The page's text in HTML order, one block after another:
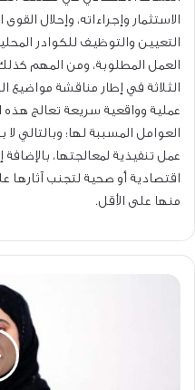
الاستثمار وإجراءاته، وإحلال
التعيين والتوظيف للكوادر
العمل المطلوبة، ومن المهم
الثلاثة في إطار مناقشة مواضيع
عملية وواقعية سريعة تعالج
العوامل المسببة لها؛ وبالتالي
عمل تنفيذية لمعالجتها، بالإضافة
اقتصادية أو صحية لتجنب آثارها
منها على الأقل.
مستحقات